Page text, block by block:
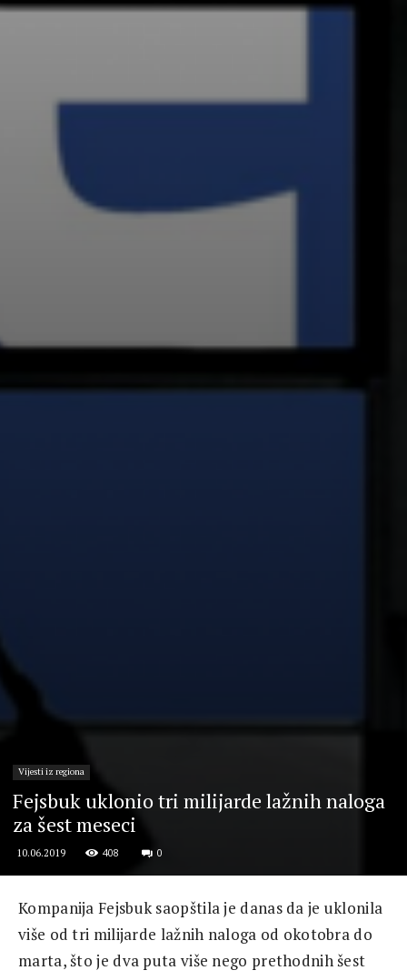
Vijesti iz regiona
Fejsbuk uklonio tri milijarde lažnih naloga
za šest meseci
10.06.2019 408 0
Kompanija Fejsbuk saopštila je danas da je uklonila
više od tri milijarde lažnih naloga od okotobra do
marta, što je dva puta više nego prethodnih šest